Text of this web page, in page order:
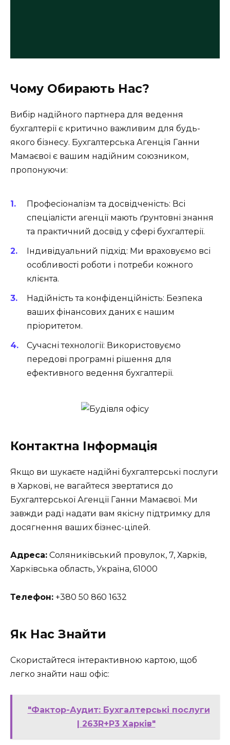
Чому Обирають Нас?
Вибір надійного партнера для ведення
бухгалтерії є критично важливим для будь-
якого бізнесу. Бухгалтерська Агенція Ганни
Мамаєвої є вашим надійним союзником,
пропонуючи:
Професіоналізм та досвідченість: Всі
спеціалісти агенції мають ґрунтовні знання
та практичний досвід у сфері бухгалтерії.
Індивідуальний підхід: Ми враховуємо всі
особливості роботи і потреби кожного
клієнта.
Надійність та конфіденційність: Безпека
ваших фінансових даних є нашим
пріоритетом.
Сучасні технології: Використовуємо
передові програмні рішення для
ефективного ведення бухгалтерії.
Контактна Інформація
Якщо ви шукаєте надійні бухгалтерські послуги
в Харкові, не вагайтеся звертатися до
Бухгалтерської Агенції Ганни Мамаєвої. Ми
завжди раді надати вам якісну підтримку для
досягнення ваших бізнес-цілей.
Адреса: Соляниківський провулок, 7, Харків,
Харківська область, Україна, 61000
Телефон: +380 50 860 1632
Як Нас Знайти
Скористайтеся інтерактивною картою, щоб
легко знайти наш офіс:
"Фактор-Аудит: Бухгалтерські послуги
| 263R+P3 Харків"